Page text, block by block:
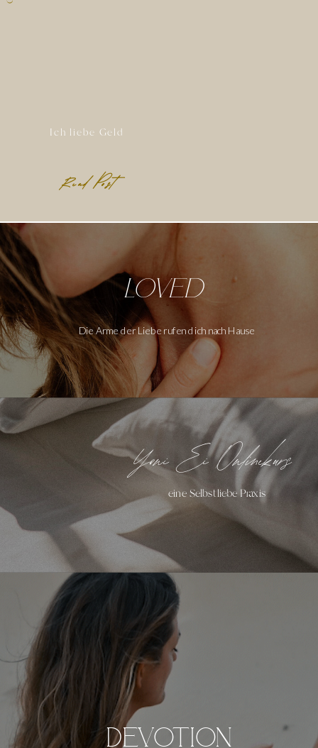
Read Post
Ich liebe Geld
Loved
Devotion
Yoni Ei Onlinekurs
eine Selbstliebe Praxis
Die Arme der Liebe rufen dich nach Hause